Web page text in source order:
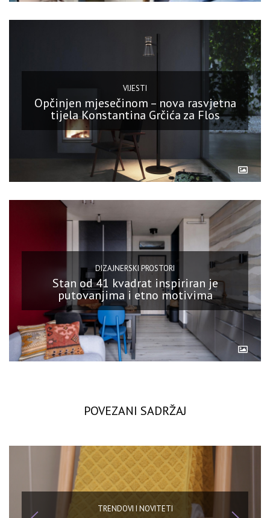
VIJESTI
Opčinjen mjesečinom – nova rasvjetna
tijela Konstantina Grčića za Flos
DIZAJNERSKI PROSTORI
Stan od 41 kvadrat inspiriran je
putovanjima i etno motivima
POVEZANI SADRŽAJ
TRENDOVI I NOVITETI